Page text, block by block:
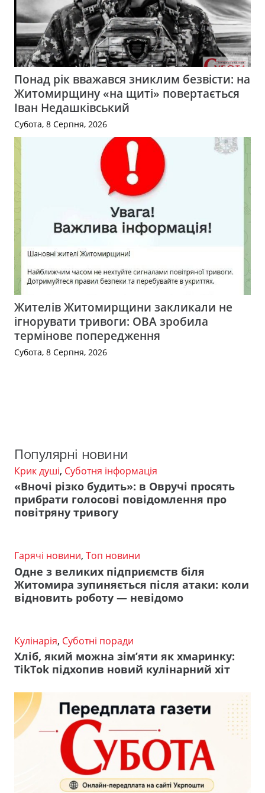
Понад рік вважався зниклим безвісти: на
Житомирщину «на щиті» повертається
Іван Недашківський
Субота, 8 Серпня, 2026
Жителів Житомирщини закликали не
ігнорувати тривоги: ОВА зробила
термінове попередження
Субота, 8 Серпня, 2026
Популярні новини
Крик душі, Суботня інформація
«Вночі різко будить»: в Овручі просять
прибрати голосові повідомлення про
повітряну тривогу
Гарячі новини, Топ новини
Одне з великих підприємств біля
Житомира зупиняється після атаки: коли
відновить роботу — невідомо
Кулінарія, Суботні поради
Хліб, який можна зім’яти як хмаринку:
TikTok підхопив новий кулінарний хіт